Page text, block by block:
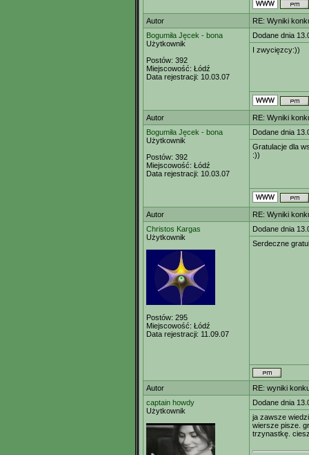
Autor
RE: Wyniki
Bogumiła Jęcek - bona
Użytkownik
Postów: 392
Miejscowość: Łódź
Data rejestracji: 10.03.07
Dodane dnia
I zwycięzcy:))
Autor
RE: Wyniki
Bogumiła Jęcek - bona
Użytkownik
Postów: 392
Miejscowość: Łódź
Data rejestracji: 10.03.07
Dodane dnia
Gratulacje dla
:))
Autor
RE: Wyniki
Christos Kargas
Użytkownik
Postów: 295
Miejscowość: Łódź
Data rejestracji: 11.09.07
Dodane dnia
Serdeczne
Autor
RE: wyniki
captain howdy
Użytkownik
Dodane dnia
ja zawsze
wiersze pisze.
trzynastkę.